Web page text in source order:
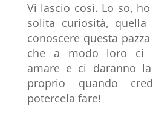
Vi lascio così. Lo so,
solita curiosità,
conoscere questa
che a modo loro ci
amare e ci daranno
proprio quando
potercela fare!